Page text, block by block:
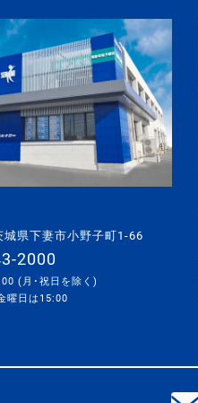
県下妻市小野子町1-66
2000
(月･祝日を除く)
曜日は15:00